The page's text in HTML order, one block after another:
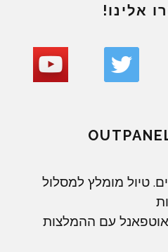
אלינו!
טיול מומלץ למסלול
עם ההמלצות